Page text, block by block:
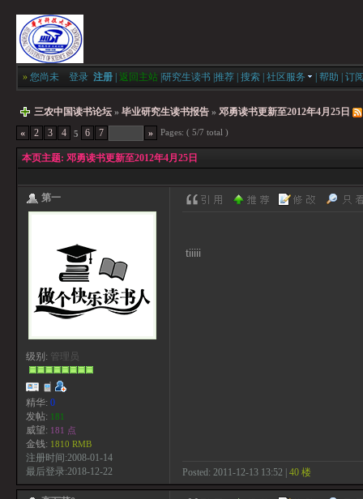
» 您尚未 登录 注册 返回主站 研究生读书 推荐 搜索 社区服务 帮助 订
三农中国读书论坛 » 毕业研究生读书报告 » 邓勇读书更新至2012年4月25日
«
2 3 4 5 6 7 » Pages: ( 5/7 total )
本页主题: 邓勇读书更新至2012年4月25日
第一
级别: 管理员
精华: 0
发帖: 181
威望: 181 点
金钱: 1810 RMB
注册时间:2008-01-14
最后登录:2018-12-22
tiiiii
Posted: 2011-12-13 13:52 | 40 楼